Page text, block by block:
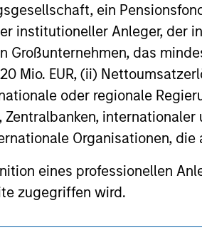
ein
institutioneller Anleger, der
Großunternehmen, das
Mio. EUR, (ii)
oder regionale
Organisationen,
eines professionellen
zugegriffen wird.
informational purposes only. The
offer to sell or a solicitation of an
under the securities, insurance
a loss of principal.
page for important information on